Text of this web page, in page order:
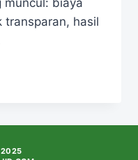
transparan, hasil